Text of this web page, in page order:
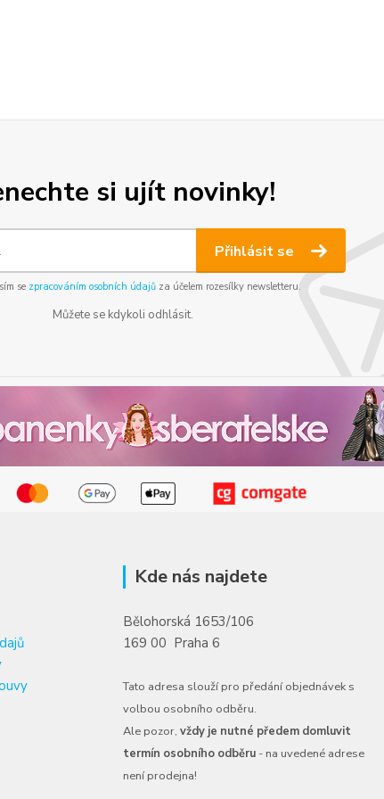
si ujít novinky!
Přihlásit se
se zpracováním osobních údajůza účelem rozesílky newsletteru.
Můžete se kdykoli odhlásit.
Kde nás najdete
Bělohorská 1653/106
169 00 Praha 6
Tato adresa slouží pro předání objednávek s
volbou osobního odběru.
Ale pozor, vždy je nutné předem domluvit
termín osobního odběru - na uvedené adrese
není prodejna!